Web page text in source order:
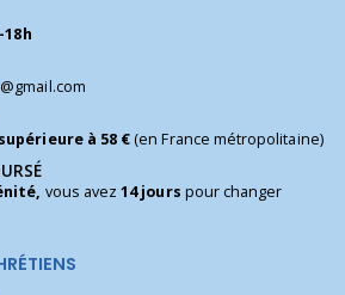
18h
à 58 €(en France métropolitaine)
vous avez14 jours pour changer